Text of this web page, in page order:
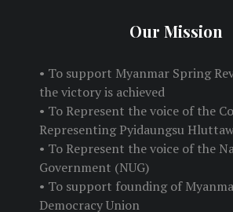
Our Mission
• To support Myanmar Spring
the victory is achieved
• To Represent the voice of the
Representing Pyidaungsu
• To Represent the voice of the
Government (NUG)
• To support founding of
Democracy Union